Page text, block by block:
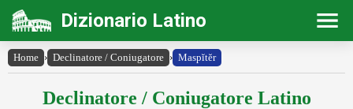
Dizionario Latino
Home › Declinatore / Coniugatore › Maspĭtĕr
Declinatore / Coniugatore Latino